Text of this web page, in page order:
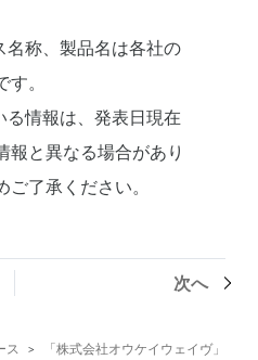
称、製品名は各社の
。
情報は、発表日現在
報と異なる場合があり
了承ください。
次へ
ス >
「株式会社オウケイウェイヴ」